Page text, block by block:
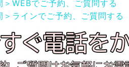
WEBでご予約、ご質問する
ラインでご予約、ご質問する